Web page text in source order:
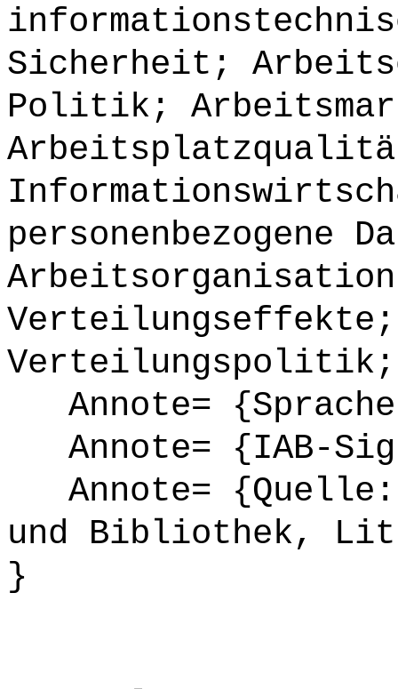
Sicherheit;
Politik;
personenbezogene
Verteilungseffekte;
Annote=
Annote= {IAB-
Annote= {Quelle:
und Bibliothek,
}